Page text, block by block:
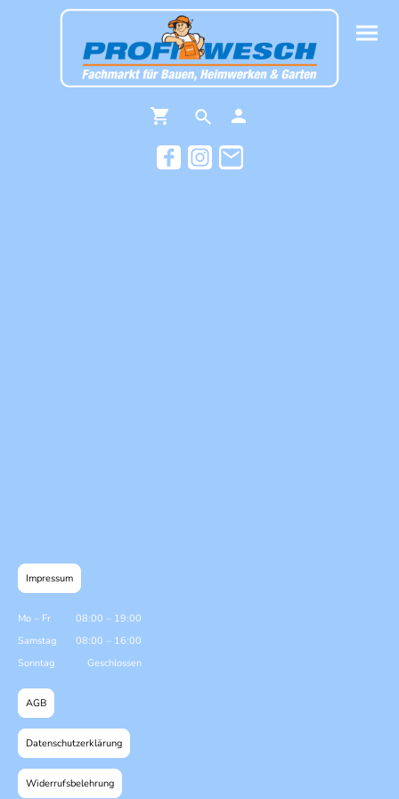
Impressum
Mo – Fr 08:00 – 19:00
Samstag
08:00 – 16:00
Sonntag
Geschlossen
AGB
Datenschutzerklärung
Widerrufsbelehrung